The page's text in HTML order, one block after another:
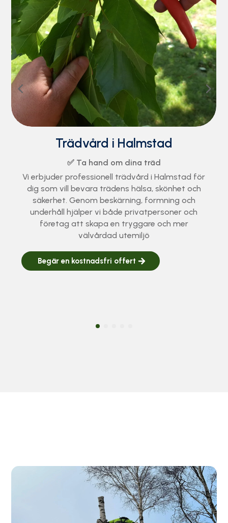
Trädfällning i Halmstad
✅ Säker hantering och nedtagning av träd
Behöver du hjälp med trädfällning i Halmstad? Vi
utför allt från traditionell fällning till
sektionsfällning och riggning i känsliga miljöer.
Med certifierade arborister ser vi till att jobbet
blir tryggt, effektivt och utfört enligt branschens
högsta standard.
Begär en kostnadsfri offert